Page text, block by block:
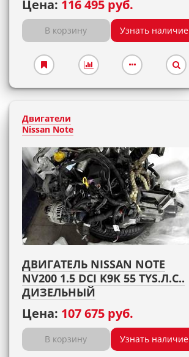
Цена: 116 495 руб.
В корзину Узнать наличие
Двигатели
Nissan Note
ДВИГАТЕЛЬ NISSAN NOTE
NV200 1.5 DCI K9K 55 TYS.Л.С..
ДИЗЕЛЬНЫЙ
Цена: 107 675 руб.
В корзину Узнать наличие